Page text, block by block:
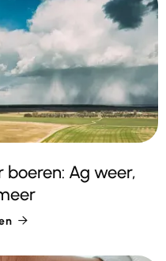
boeren: Ag weer,
